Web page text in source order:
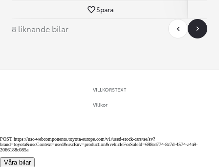
Spara
8 liknande bilar
VILLKORSTEXT
Villkor
POST https://usc-webcomponents.toyota-europe.com/v1/used-stock-cars/se/sv?
brand=toyota&uscContext=used&uscEnv=production&vehicleForSaleId=698ea774-8c7d-4574-a4a9-
2066188c085a
Våra bilar